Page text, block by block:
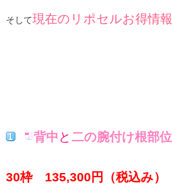
そして現在のリポセルお得情報
背中 と 二の腕付け根部位
30枠 135,300円（税込み）